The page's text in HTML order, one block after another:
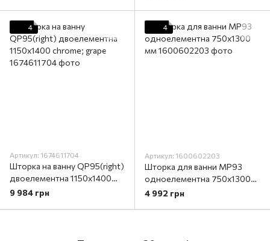
4
Артикул: 1674611704
Шторка на ванну QP95(right)
двоелементна 1150х1400
chrome; grape
9 984 грн
4
Артикул: 1600602203
Шторка для ванни MP93
одноелементна 750x1300
мм
4 992 грн